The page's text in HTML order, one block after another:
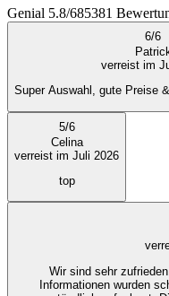
Genial 5.8/685381
6/6
verreist im
Super Auswahl, gute Preise
5/6
Celina
verreist im Juli 2026
top
Wir sind sehr
Informationen wurden